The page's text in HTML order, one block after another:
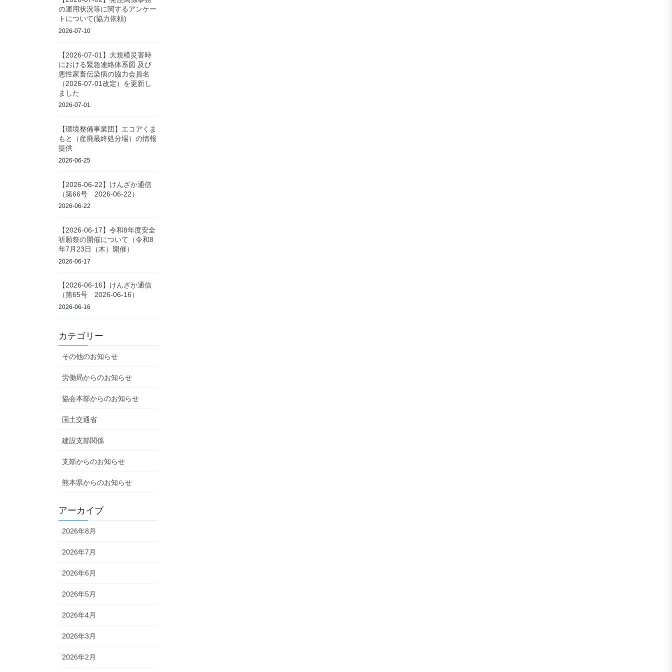
の運用状況等に関するアンケー
トについて(協力依頼)
2026-07-10
【2026-07-01】大規模災害時
における緊急連絡体系図 及び
悪性家畜伝染病の協力会員名
（2026-07-01改定）を更新し
ました
2026-07-01
【環境整備事業団】エコアくま
もと（産廃最終処分場）の情報
提供
2026-06-25
【2026-06-22】けんざか通信
（第66号 2026-06-22）
2026-06-22
【2026-06-17】令和8年度安全
祈願祭の開催について（令和8
年7月23日（木）開催）
2026-06-17
【2026-06-16】けんざか通信
（第65号 2026-06-16）
2026-06-16
カテゴリー
その他のお知らせ
労働局からのお知らせ
協会本部からのお知らせ
国土交通省
建設支部関係
支部からのお知らせ
熊本県からのお知らせ
アーカイブ
2026年8月
2026年7月
2026年6月
2026年5月
2026年4月
2026年3月
2026年2月